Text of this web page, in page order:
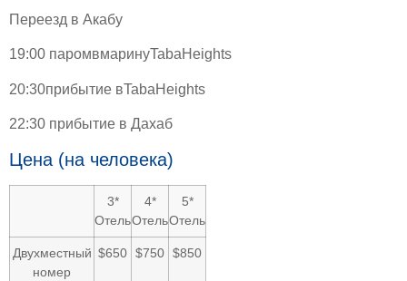
Переезд в Акабу
19:00 паромвмаринуTabaHeights
20:30прибытие вTabaHeights
22:30 прибытие в Дахаб
Цена (на человека)
3*
Отель
4*
Отель
5*
Отель
Двухместный
номер
$650 $750 $850